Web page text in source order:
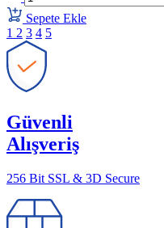
Sepete Ekle
1 2 3 4 5
Güvenli
Alışveriş
256 Bit SSL & 3D Secure